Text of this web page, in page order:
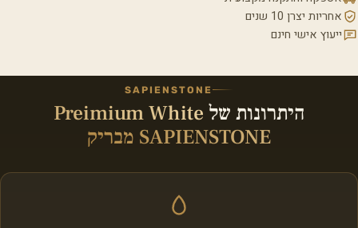
אחריות יצרן 10 שנים
ייעוץ אישי חינם
SAPIENSTONE
היתרונות של Preimium White
SAPIENSTONE מבריק